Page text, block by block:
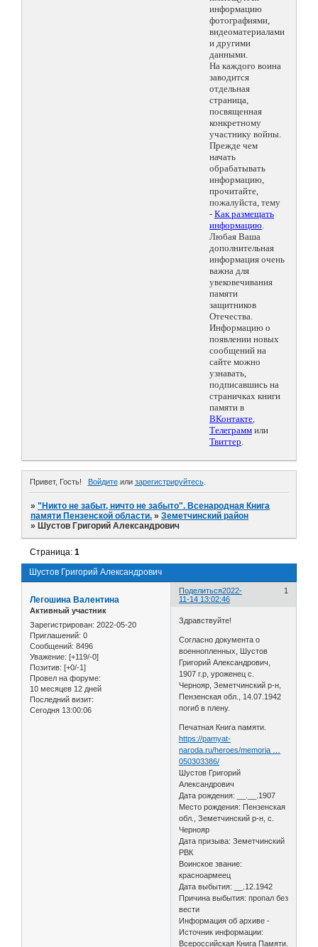
информацию
фотографиями,
видеоматериалами
и другими
данными.
На каждого воина
заводится
отдельная
страница,
посвященная
конкретному
участнику войны.
Прежде чем
начать
обрабатывать
информацию,
прочитайте,
пожалуйста, тему
- Как размещать
информацию.
Любая Ваша
дополнительная
информация очень
важна для
увековечивания
памяти
защитников
Отечества.
Информацию о
появлении новых
сообщений на
сайте можно
узнавать,
подписавшись на
страничках книги
памяти в
ВКонтакте,
Телеграмм или
Твиттер.
Привет, Гость! Войдитеили зарегистрируйтесь.
»"Никто не забыт, ничто не забыто". Всенародная Книга
памяти Пензенской области. »Земетчинский район
» Шустов Григорий Александрович
Шустов Григорий Александрович
Страница:1
Поделиться 1
2022-
11-14 13:02:46
Легошина Валентина
Активный участник
Зарегистрирован: 2022-05-20
Приглашений: 0
Сообщений: 8496
Уважение: [+119/-0]
Позитив: [+0/-1]
Провел на форуме:
10 месяцев 12 дней
Последний визит:
Сегодня 13:00:06
Здравствуйте!
Согласно документа о
военнопленных, Шустов
Григорий Александрович,
1907 г.р, уроженец с.
Чернояр, Земетчинский р-н,
Пензенская обл., 14.07.1942
погиб в плену.
Печатная Книга памяти.
https://pamyat-
naroda.ru/heroes/memoria …
050303386/
Шустов Григорий
Александрович
Дата рождения: __.__.1907
Место рождения: Пензенская
обл., Земетчинский р-н, с.
Чернояр
Дата призыва: Земетчинский
РВК
Воинское звание:
красноармеец
Дата выбытия: __.12.1942
Причина выбытия: пропал без
вести
Информация об архиве -
Источник информации:
Всероссийская Книга Памяти.